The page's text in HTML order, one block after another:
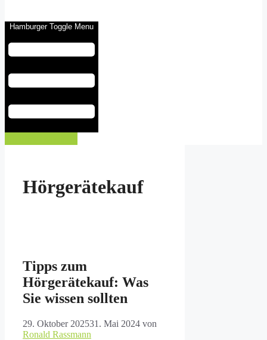
Hamburger Toggle Menu
Hörgerätekauf
Tipps zum
Hörgerätekauf: Was
Sie wissen sollten
29. Oktober 202531. Mai 2024 von
Ronald Rassmann